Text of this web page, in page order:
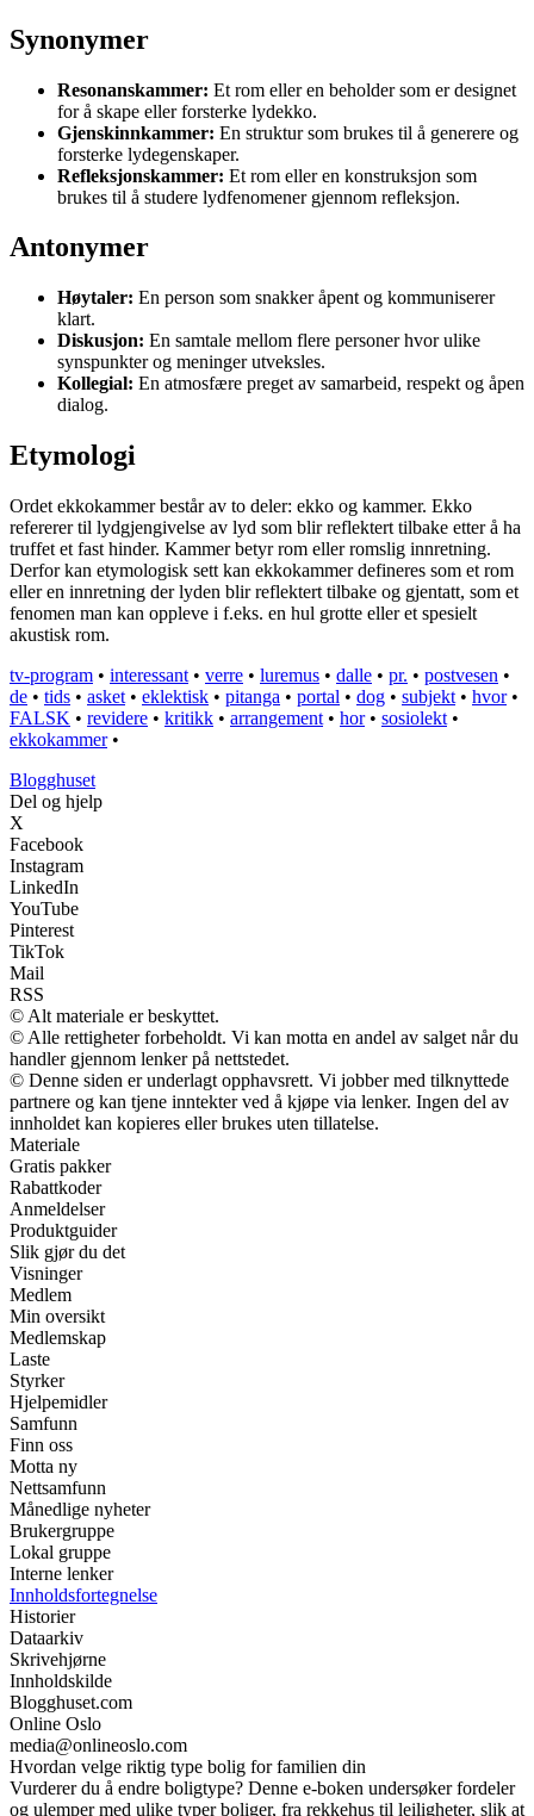
Synonymer
Resonanskammer: Et rom eller en beholder som er designet
for å skape eller forsterke lydekko.
Gjenskinnkammer: En struktur som brukes til å generere og
forsterke lydegenskaper.
Refleksjonskammer: Et rom eller en konstruksjon som
brukes til å studere lydfenomener gjennom refleksjon.
Antonymer
Høytaler: En person som snakker åpent og kommuniserer
klart.
Diskusjon: En samtale mellom flere personer hvor ulike
synspunkter og meninger utveksles.
Kollegial: En atmosfære preget av samarbeid, respekt og åpen
dialog.
Etymologi
Ordet ekkokammer består av to deler: ekko og kammer. Ekko
refererer til lydgjengivelse av lyd som blir reflektert tilbake etter å ha
truffet et fast hinder. Kammer betyr rom eller romslig innretning.
Derfor kan etymologisk sett kan ekkokammer defineres som et rom
eller en innretning der lyden blir reflektert tilbake og gjentatt, som et
fenomen man kan oppleve i f.eks. en hul grotte eller et spesielt
akustisk rom.
tv-program • interessant • verre • luremus • dalle • pr. • postvesen •
de • tids • asket • eklektisk • pitanga • portal • dog • subjekt • hvor•
FALSK • revidere • kritikk • arrangement • hor• sosiolekt •
ekkokammer•
Blogghuset
Del og hjelp
X
Facebook
Instagram
LinkedIn
YouTube
Pinterest
TikTok
Mail
RSS
© Alt materiale er beskyttet.
© Alle rettigheter forbeholdt. Vi kan motta en andel av salget når du
handler gjennom lenker på nettstedet.
© Denne siden er underlagt opphavsrett. Vi jobber med tilknyttede
partnere og kan tjene inntekter ved å kjøpe via lenker. Ingen del av
innholdet kan kopieres eller brukes uten tillatelse.
Materiale
Gratis pakker
Rabattkoder
Anmeldelser
Produktguider
Slik gjør du det
Visninger
Medlem
Min oversikt
Medlemskap
Laste
Styrker
Hjelpemidler
Samfunn
Finn oss
Motta ny
Nettsamfunn
Månedlige nyheter
Brukergruppe
Lokal gruppe
Interne lenker
Innholdsfortegnelse
Historier
Dataarkiv
Skrivehjørne
Innholdskilde
Blogghuset.com
Online Oslo
media@onlineoslo.com
Hvordan velge riktig type bolig for familien din
Vurderer du å endre boligtype? Denne e-boken undersøker fordeler
og ulemper med ulike typer boliger, fra rekkehus til leiligheter, slik at